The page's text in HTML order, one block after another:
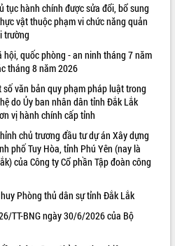
tục hành chính được sửa đổi, bổ sung
vật thuộc phạm vi chức năng quản
trường
hội, quốc phòng - an ninh tháng 7 năm
tháng 8 năm 2026
số văn bản quy phạm pháp luật trong
do Ủy ban nhân dân tỉnh Đắk Lắk
vị hành chính cấp tỉnh
chủ trương đầu tư dự án Xây dựng
phố Tuy Hòa, tỉnh Phú Yên (nay là
của Công ty Cổ phần Tập đoàn công
Phòng thủ dân sự tỉnh Đắk Lắk
TT-BNG ngày 30/6/2026 của Bộ